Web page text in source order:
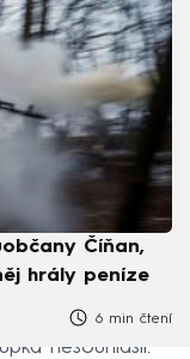
Číňan,
hrály peníze
6 min čtení
nesouhlasil.